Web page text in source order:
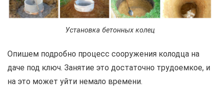
Установка бетонных колец
Опишем подробно процесс сооружения колодца на
даче под ключ. Занятие это достаточно трудоемкое, и
на это может уйти немало времени.